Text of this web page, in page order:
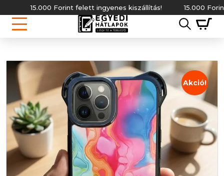
15.000 Forint felett ingyenes kiszállítás! 15.000 Forint
Akció!